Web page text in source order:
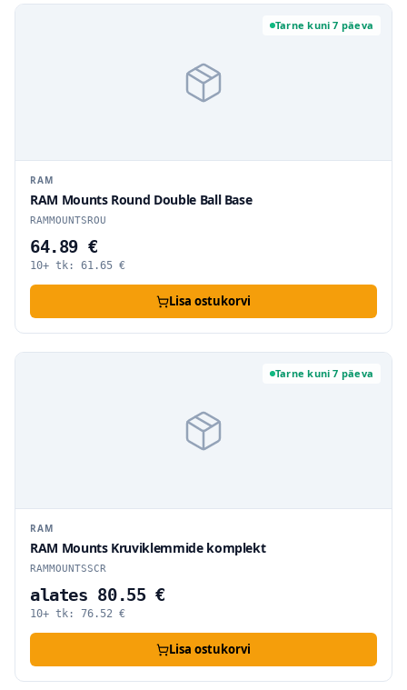
Tarne kuni 7 päeva
RAM
RAM Mounts Round Double Ball Base
RAMMOUNTSROU
64.89 €
10+ tk: 61.65 €
Lisa ostukorvi
Tarne kuni 7 päeva
RAM
RAM Mounts Kruviklemmide komplekt
RAMMOUNTSSCR
alates 80.55 €
10+ tk: 76.52 €
Lisa ostukorvi